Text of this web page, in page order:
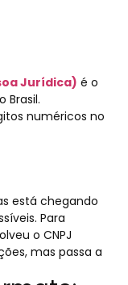
Jurídica) é o
Brasil.
numéricos no
está chegando
Para
o CNPJ
mas passa a